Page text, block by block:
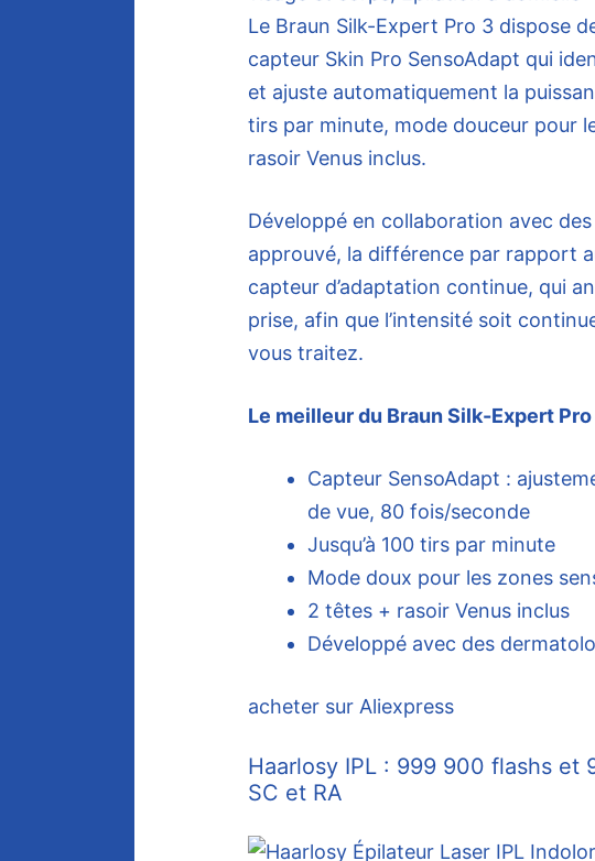
Le Braun Silk-Expert Pro 3 dispose
capteur Skin Pro SensoAdapt qui
et ajuste automatiquement la
tirs par minute, mode douceur pour
rasoir Venus inclus.
Développé en collaboration avec
approuvé, la différence par rapport
capteur d’adaptation continue, qui
prise, afin que l’intensité soit
vous traitez.
Le meilleur du Braun Silk-Expert Pro
Capteur SensoAdapt :
de vue, 80 fois/seconde
Jusqu’à 100 tirs par minute
Mode doux pour les zones
2 têtes + rasoir Venus inclus
Développé avec des
acheter sur Aliexpress
Haarlosy IPL : 999 900 flashs et
SC et RA